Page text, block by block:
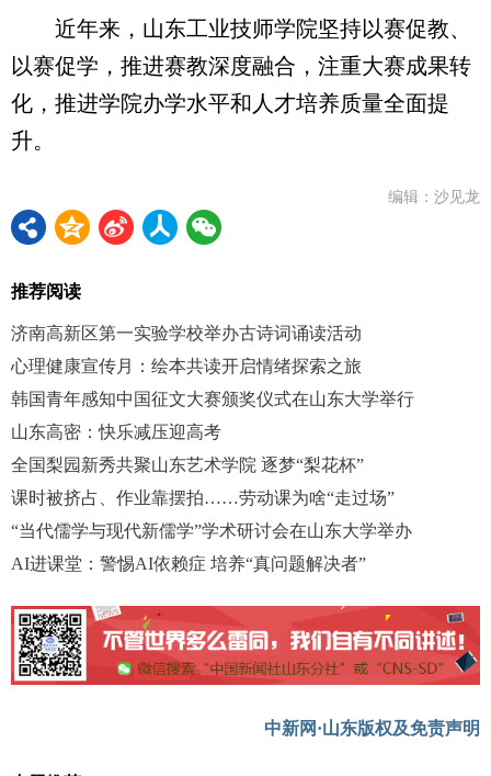
近年来，山东工业技师学院坚持以赛促教、
以赛促学，推进赛教深度融合，注重大赛成果转
化，推进学院办学水平和人才培养质量全面提
升。
编辑：沙见龙
推荐阅读
济南高新区第一实验学校举办古诗词诵读活动
心理健康宣传月：绘本共读开启情绪探索之旅
韩国青年感知中国征文大赛颁奖仪式在山东大学举行
山东高密：快乐减压迎高考
全国梨园新秀共聚山东艺术学院 逐梦“梨花杯”
课时被挤占、作业靠摆拍……劳动课为啥“走过场”
“当代儒学与现代新儒学”学术研讨会在山东大学举办
AI进课堂：警惕AI依赖症 培养“真问题解决者”
中新网·山东版权及免责声明